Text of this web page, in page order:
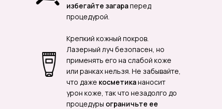
избегайте загараперед
процедурой.
Крепкий кожный покров.
Лазерный луч безопасен, но
применять его на слабой коже
или ранках нельзя. Не забывайте,
что даже косметикананосит
урон коже, так что незадолго до
процедуры ограничьте ее
Забота о клиенте
Ухаживаем
за кожей после
процедуры и делаем небольшой
массаж рук или ног.
Также для восстановления важен
доступ к воздуху, поэтому не